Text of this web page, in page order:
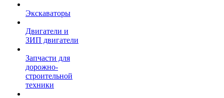
Экскаваторы
Двигатели и
ЗИП двигатели
Запчасти для
дорожно-
строительной
техники